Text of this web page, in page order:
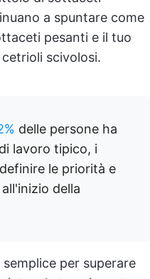
a spuntare come
pesanti e il tuo
scivolosi.
delle persone ha
lavoro tipico, i
le priorità e
della
per superare